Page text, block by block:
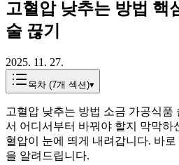
고혈압 낮추는 방법 핵
술 끊기
2025. 11. 27.
목차 (7개 섹션)▾
고혈압 낮추는 방법 소금 가공식
서 어디서부터 바꿔야 할지 막막하
혈압이 눈에 띄게 내려갑니다. 바
을 알려드립니다.